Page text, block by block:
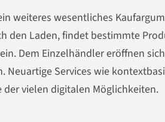
weiteres wesentliches
den Laden, findet bestimmte
Dem Einzelhändler eröffnen
Services wie
vielen digitalen Möglichkeiten.